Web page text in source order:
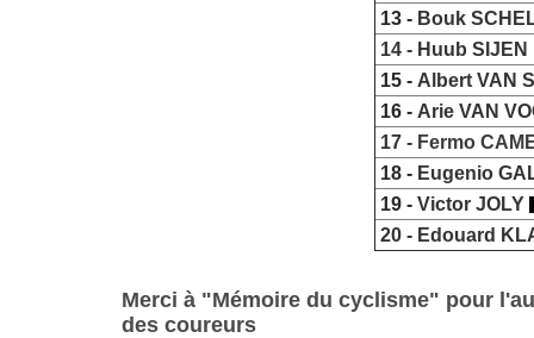
13 - Bouk
14 - Huub SIJEN
15 - Albert VAN
16 - Arie VAN
17 - Fermo
18 - Eugenio
19 - Victor JOLY
20 - Edouard
Merci à "Mémoire du cyclisme" pour
des coureurs